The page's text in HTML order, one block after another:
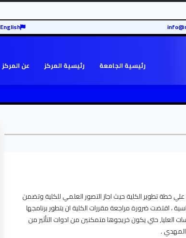
English
رئيسية الجامعة رئيسية المركز عن المركز
في العام 1998م وافق مجلس الجامعة علي خطة تطوير الكلية حيث اجاز التصور العلمي للكلية وتضمن
، اقتضت ضرورة مراجعة مقررات الكلية ان يتطور برنامجها
حتي يكون خريجوها متمكنين من ادوات التأثير من
المهدي .